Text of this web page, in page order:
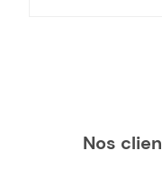
Nos